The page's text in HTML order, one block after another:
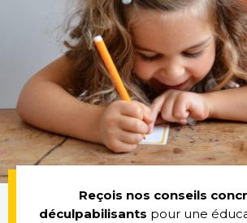
Reçois nos conseils
déculpabilisants pour une